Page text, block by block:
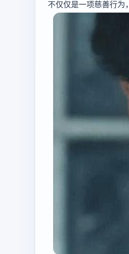
不仅仅是一项慈善行为